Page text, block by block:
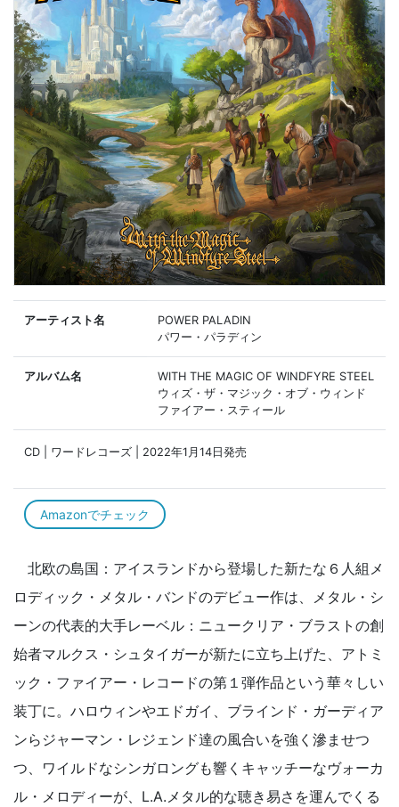
アーティスト名
POWER PALADIN
パワー・パラディン
アルバム名
WITH THE MAGIC OF WINDFYRE STEEL
ウィズ・ザ・マジック・オブ・ウィンド
ファイアー・スティール
CD | ワードレコーズ | 2022年1月14日発売
Amazonでチェック
北欧の島国：アイスランドから登場した新たな６人組メ
ロディック・メタル・バンドのデビュー作は、メタル・シ
ーンの代表的大手レーベル：ニュークリア・ブラストの創
始者マルクス・シュタイガーが新たに立ち上げた、アトミ
ック・ファイアー・レコードの第１弾作品という華々しい
装丁に。ハロウィンやエドガイ、ブラインド・ガーディア
ンらジャーマン・レジェンド達の風合いを強く滲ませつ
つ、ワイルドなシンガロングも響くキャッチーなヴォーカ
ル・メロディーが、L.A.メタル的な聴き易さを運んでくる